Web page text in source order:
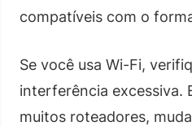
compatíveis com o
Se você usa Wi-Fi,
interferência excessiva.
muitos roteadores,